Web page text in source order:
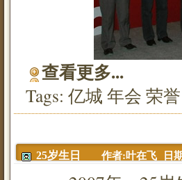
查看更多...
Tags: 亿城 年会 荣誉
25岁生日 作者:叶在飞 日